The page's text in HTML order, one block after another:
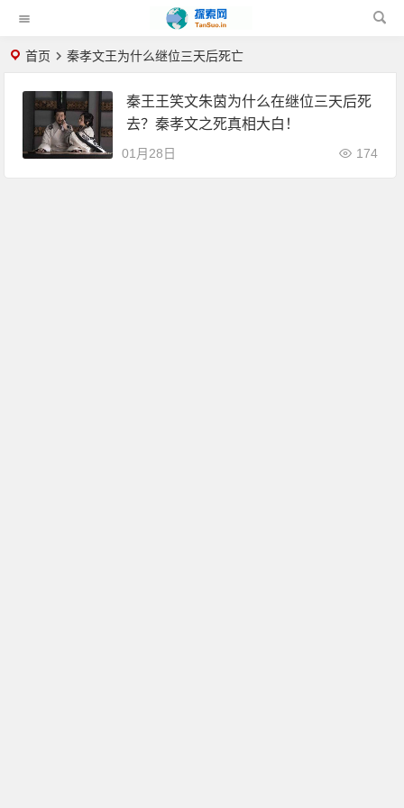
首页 秦孝文王为什么继位三天后死亡
秦王王笑文朱茵为什么在继位三天后死
去？秦孝文之死真相大白！
01月28日 174